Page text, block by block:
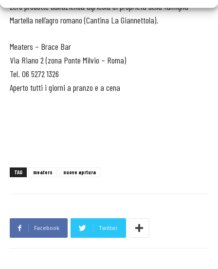
zero prodotte dall’azienda agricola di proprietà della famiglia
Martella nell’agro romano (Cantina La Giannettola).
Meaters – Brace Bar
Via Riano 2 (zona Ponte Milvio – Roma)
Tel. 06 5272 1326
Aperto tutti i giorni a pranzo e a cena
TAG meaters nuove aprtura
Facebook Twitter